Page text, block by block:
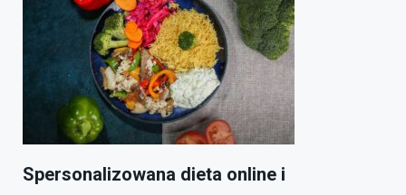
Spersonalizowana dieta online i